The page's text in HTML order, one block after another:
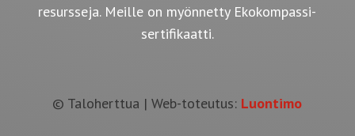
resursseja. Meille on myönnetty Ekokompassi-
sertifikaatti.
© Taloherttua | Web-toteutus: Luontimo